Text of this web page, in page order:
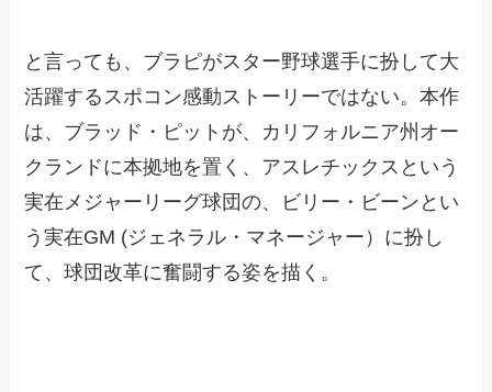
と言っても、ブラピがスター野球選手に扮して大
活躍するスポコン感動ストーリーではない。本作
は、ブラッド・ピットが、カリフォルニア州オー
クランドに本拠地を置く、アスレチックスという
実在メジャーリーグ球団の、ビリー・ビーンとい
う実在GM (ジェネラル・マネージャー）に扮し
て、球団改革に奮闘する姿を描く。